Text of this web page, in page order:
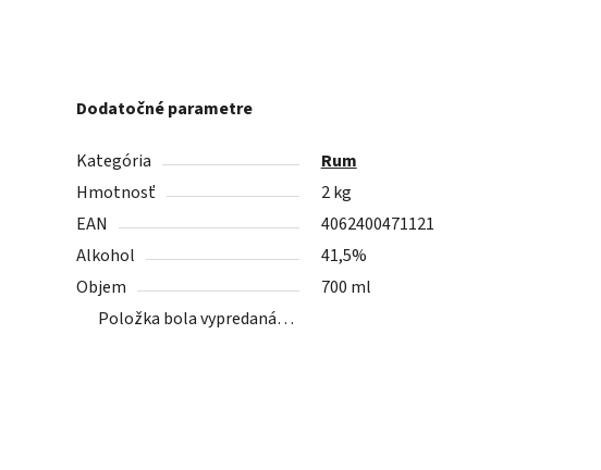
Dodatočné parametre
Kategória
Rum
Hmotnosť
2 kg
EAN
4062400471121
Alkohol
41,5%
Objem
700 ml
Položka bola vypredaná…